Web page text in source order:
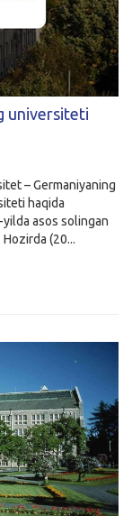
universiteti
– Germaniyaning
haqida
asos solingan
(20...